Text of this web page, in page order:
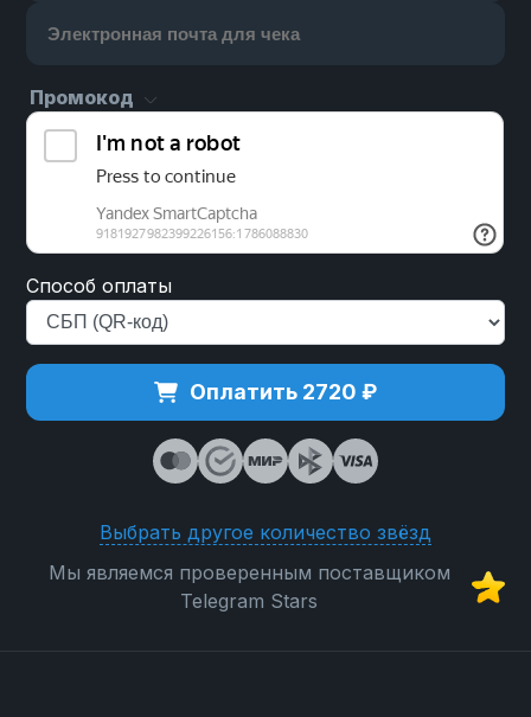
Промокод
Способ оплаты
Оплатить 2720 ₽
Выбрать другое количество звёзд
Мы являемся проверенным поставщиком
Telegram Stars